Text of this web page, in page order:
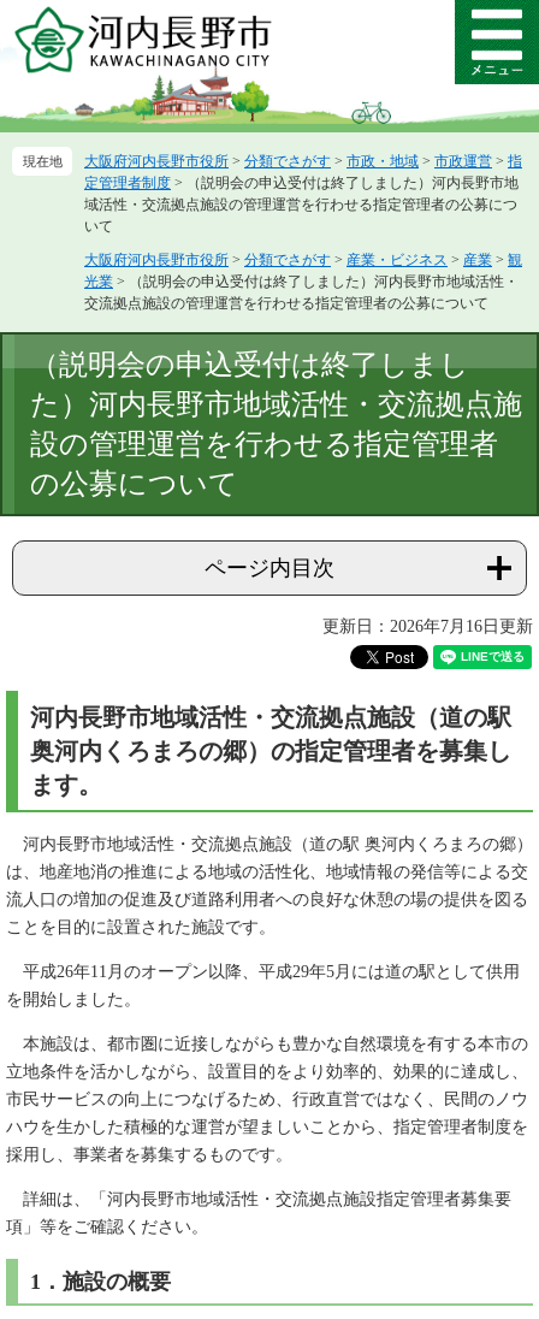
ー
先
ニ
を
メ
ニ
ー
大阪府河内長野市役所 > 分類でさがす > 市政・地域 > 市政運営 > 指
定管理者制度 >
（説明会の申込受付は終了しました）河内長野市地
域活性・交流拠点施設の管理運営を行わせる指定管理者の公募につ
いて
大阪府河内長野市役所 > 分類でさがす > 産業・ビジネス > 産業 > 観
光業 >
（説明会の申込受付は終了しました）河内長野市地域活性・
交流拠点施設の管理運営を行わせる指定管理者の公募について
文
（説明会の申込受付は終了しまし
た）河内長野市地域活性・交流拠点施
設の管理運営を行わせる指定管理者
の公募について
ページ内目次
更新日：2026年7月16日更新
河内長野市地域活性・交流拠点施設（道の駅
奥河内くろまろの郷）の指定管理者を募集し
ます。
河内長野市地域活性・交流拠点施設（道の駅 奥河内くろまろの郷）
は、地産地消の推進による地域の活性化、地域情報の発信等による交
流人口の増加の促進及び道路利用者への良好な休憩の場の提供を図る
ことを目的に設置された施設です。
平成26年11月のオープン以降、平成29年5月には道の駅として供用
を開始しました。
本施設は、都市圏に近接しながらも豊かな自然環境を有する本市の
立地条件を活かしながら、設置目的をより効率的、効果的に達成し、
市民サービスの向上につなげるため、行政直営ではなく、民間のノウ
ハウを生かした積極的な運営が望ましいことから、指定管理者制度を
採用し、事業者を募集するものです。
詳細は、「河内長野市地域活性・交流拠点施設指定管理者募集要
項」等をご確認ください。
1．施設の概要